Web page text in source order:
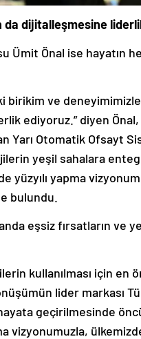
da dijitalleşmesine
Ümit Önal ise
birikim ve
ediyoruz.” diyen
Yarı Otomatik Ofsayt
yeşil sahalara
yüzyılı yapma
bulundu.
eşsiz fırsatların ve
kullanılması için en
lider markası
geçirilmesinde
vizyonumuzla,